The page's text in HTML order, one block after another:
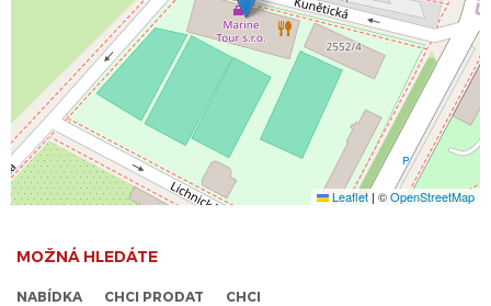
Leaflet | ©OpenStreetMap
MOŽNÁ HLEDÁTE
NABÍDKA CHCI PRODAT
CHCI